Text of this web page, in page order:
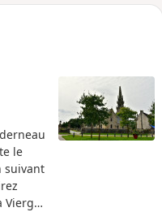
le
suivant